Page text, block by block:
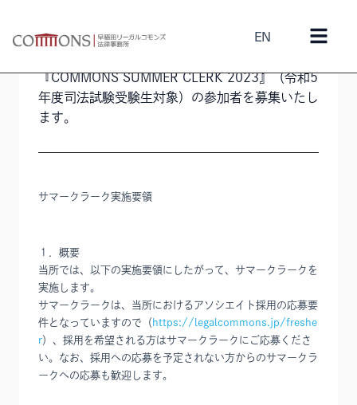
EN
2023年7月14日 ニュース
『COMMONS SUMMER CLERK 2023』（令和5
年度司法試験受験生対象）の参加者を募集いたし
ます。
サマークラーク実施要領
１．概要
当所では、以下の実施要領にしたがって、サマークラークを
実施します。
サマークラークは、当所におけるアソシエイト採用の応募要
件となっていますので（ https://legalcommons.jp/freshe
r）、採用を希望される方はサマークラークにご応募くださ
い。なお、採用への応募を予定されない方からのサマークラ
ークへの応募も歓迎します。